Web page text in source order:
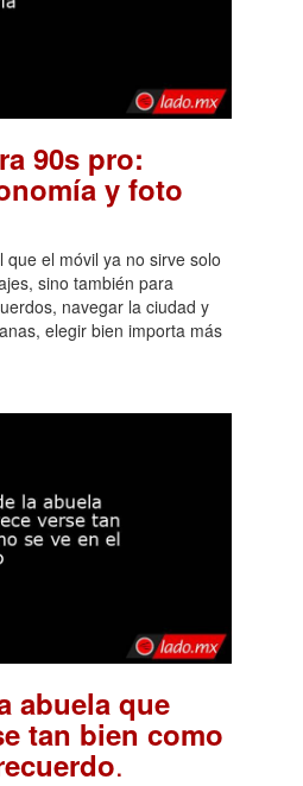
90s pro:
y foto
que el móvil ya no sirve solo
sino también para
navegar la ciudad y
elegir bien importa más
abuela que
tan bien como
.